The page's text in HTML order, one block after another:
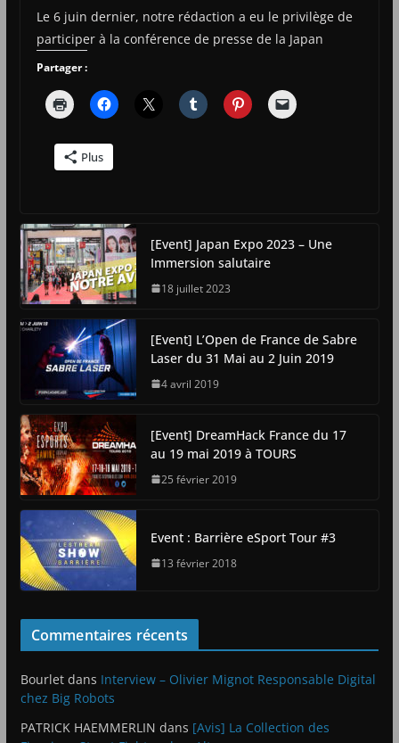
Le 6 juin dernier, notre rédaction a eu le privilège de
participer à la conférence de presse de la Japan
Partager :
Plus
[Event] Japan Expo 2023 – Une
Immersion salutaire
18 juillet 2023
[Event] L’Open de France de Sabre
Laser du 31 Mai au 2 Juin 2019
4 avril 2019
[Event] DreamHack France du 17
au 19 mai 2019 à TOURS
25 février 2019
Event : Barrière eSport Tour #3
13 février 2018
Commentaires récents
Bourletdans Interview – Olivier Mignot Responsable Digital
chez Big Robots
PATRICK HAEMMERLIN dans [Avis] La Collection des